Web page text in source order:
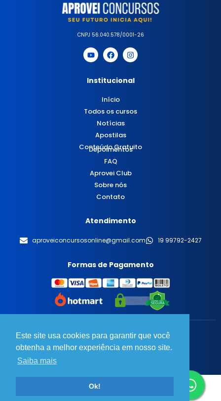
Este site usa cookies para garantir que você
obtenha a melhor experiência em nosso site.
Saiba mais
Ok!
CNPJ 56.040.578/0001-26
Institucional
Início
Todos os cursos
Notícias
Apostilas
Conteúdo Gratuito
Depoimentos
FAQ
Aprovei Club
Sobre nós
Contato
Atendimento
aproveiconcursosonline@gmail.com 19 99792-2427
Formas de Pagamento
© 2025 Aprovei Concursos - Todos os direitos reservados.
Desenvolvido porBT Design